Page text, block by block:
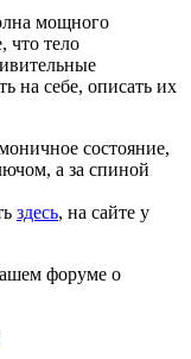
мощного
что тело
на себе, описать их
состояние,
а за спиной
здесь, на сайте у
форуме о